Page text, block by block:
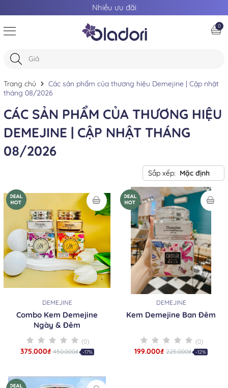
Nhiều ưu đãi
0
Trang chủ
Các sản phẩm của thương hiệu Demejine | Cập nhật
tháng 08/2026
CÁC SẢN PHẨM CỦA THƯƠNG HIỆU
DEMEJINE | CẬP NHẬT THÁNG
08/2026
Sắp xếp: Mặc định
DEMEJINE
Combo Kem Demejine
Ngày & Đêm
(0)
375.000₫ 450.000₫ -17%
DEMEJINE
Kem Demejine Ban Đêm
(0)
199.000₫ 225.000₫ -12%